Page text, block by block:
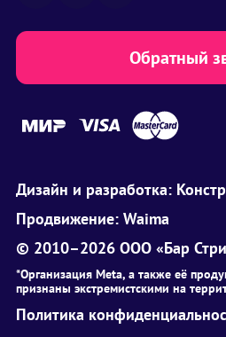
Обратный
Дизайн и разработка:
Продвижение: Waima
© 2010–2026 ООО «Бар
*Организация Meta, а также её
признаны экстремистскими на
Политика